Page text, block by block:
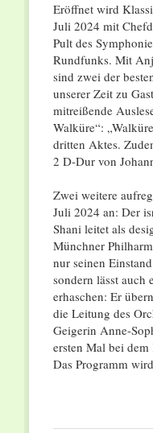
Eröffnet wird
Juli 2024 mit
Pult des
Rundfunks. Mit
sind zwei der
unserer Zeit zu
mitreißende
Walküre“:
dritten Aktes.
2 D-Dur von
Zwei weitere
Juli 2024 an: Der
Shani leitet als
Münchner
nur seinen
sondern lässt
erhaschen: Er
die Leitung des
Geigerin Anne-
ersten Mal bei
Das Programm